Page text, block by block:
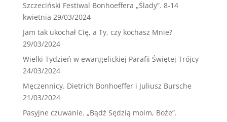
Szczeciński Festiwal Bonhoeffera „Ślady”. 8-14
kwietnia 29/03/2024
Jam tak ukochał Cię, a Ty, czy kochasz Mnie?
29/03/2024
Wielki Tydzień w ewangelickiej Parafii Świętej Trójcy
24/03/2024
Męczennicy. Dietrich Bonhoeffer i Juliusz Bursche
21/03/2024
Pasyjne czuwanie. „Bądź Sędzią moim, Boże”.